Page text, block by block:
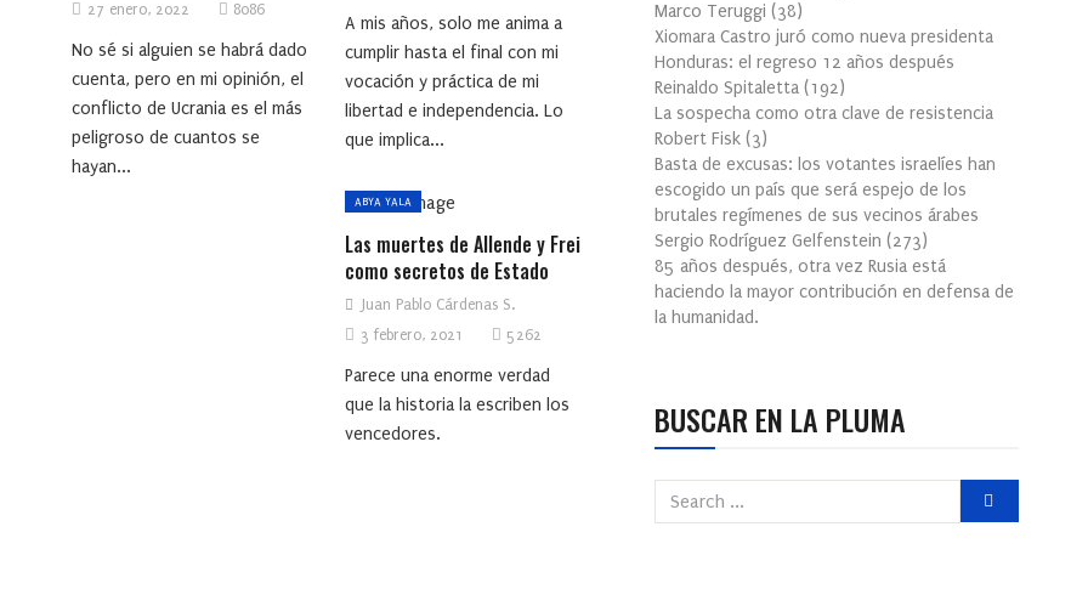
27 enero, 2022
8086
No sé si alguien se habrá dado
cuenta, pero en mi opinión, el
conflicto de Ucrania es el más
peligroso de cuantos se
hayan...
A mis años, solo me anima a
cumplir hasta el final con mi
vocación y práctica de mi
libertad e independencia. Lo
que implica...
ABYA YALA
Las muertes de Allende y Frei
como secretos de Estado
Juan Pablo Cárdenas S.
3 febrero, 2021
5262
Parece una enorme verdad
que la historia la escriben los
vencedores.
Marco Teruggi (38)
Xiomara Castro juró como nueva presidenta
Honduras: el regreso 12 años después
Reinaldo Spitaletta (192)
La sospecha como otra clave de resistencia
Robert Fisk (3)
Basta de excusas: los votantes israelíes han
escogido un país que será espejo de los
brutales regímenes de sus vecinos árabes
Sergio Rodríguez Gelfenstein (273)
85 años después, otra vez Rusia está
haciendo la mayor contribución en defensa de
la humanidad.
BUSCAR EN LA PLUMA